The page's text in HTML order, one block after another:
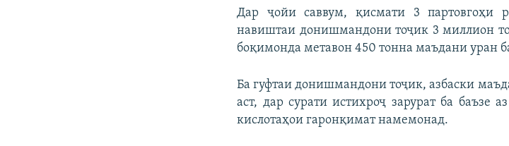
Дар ҷойи саввум, қисмати 3 партовгоҳи
навиштаи донишмандони тоҷик 3 миллион
боқимонда метавон 450 тонна маъдани уран
Ба гуфтаи донишмандони тоҷик, азбаски
аст, дар сурати истихроҷ зарурат ба баъзе
кислотаҳои гаронқимат намемонад.